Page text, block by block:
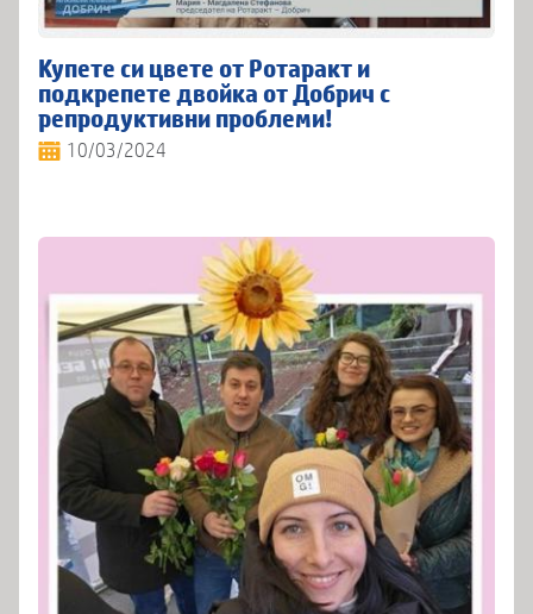
Купете си цвете от Ротаракт и
подкрепете двойка от Добрич с
репродуктивни проблеми!
10/03/2024